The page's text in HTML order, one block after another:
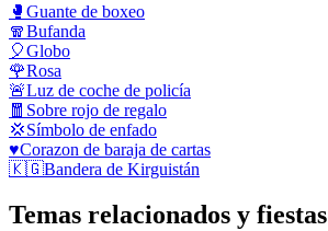
🥊 Guante de boxeo
🧣Bufanda
🎈Globo
🌹Rosa
🚨Luz de coche de policía
🧧 Sobre rojo de regalo
💢Símbolo de enfado
♥️Corazon de baraja de cartas
🇰🇬Bandera de Kirguistán
Temas relacionados y fiestas